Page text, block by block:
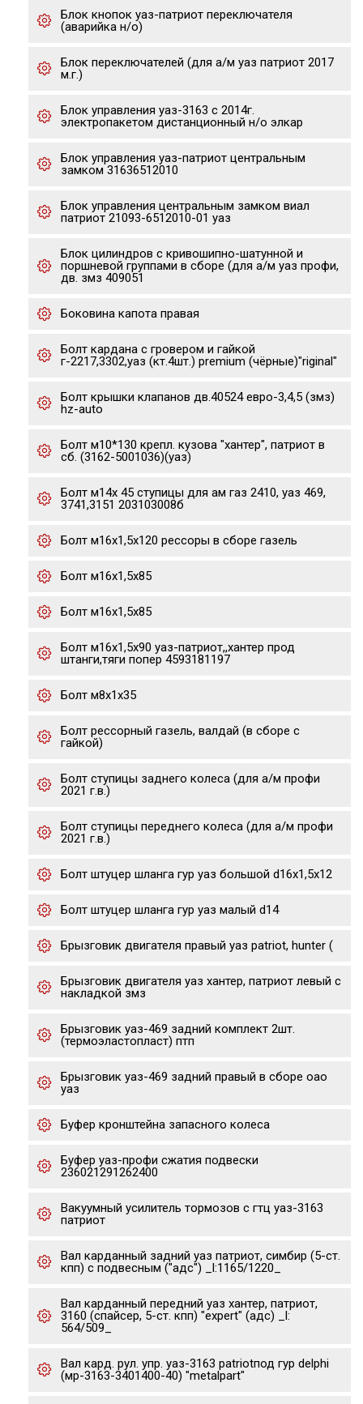
Блок кнопок уаз-патриот переключателя
(аварийка н/о)
Блок переключателей (для а/м уаз патриот 2017
м.г.)
Блок управления уаз-3163 с 2014г.
электропакетом дистанционный н/о элкар
Блок управления уаз-патриот центральным
замком 31636512010
Блок управления центральным замком виал
патриот 21093-6512010-01 уаз
Блок цилиндров с кривошипно-шатунной и
поршневой группами в сборе (для а/м уаз профи,
дв. змз 409051
Боковина капота правая
Болт кардана с гровером и гайкой
г-2217,3302,уаз (кт.4шт.) premium (чёрные)"riginal"
Болт крышки клапанов дв.40524 евро-3,4,5 (змз)
hz-auto
Болт м10*130 крепл. кузова "хантер", патриот в
сб. (3162-5001036)(уаз)
Болт м14х 45 ступицы для ам газ 2410, уаз 469,
3741,3151 203103008б
Болт м16х1,5х120 рессоры в сборе газель
Болт м16х1,5х85
Болт м16х1,5х85
Болт м16х1,5х90 уаз-патриот,,хантер прод
штанги,тяги попер 4593181197
Болт м8х1х35
Болт рессорный газель, валдай (в сборе с
гайкой)
Болт ступицы заднего колеса (для а/м профи
2021 г.в.)
Болт ступицы переднего колеса (для а/м профи
2021 г.в.)
Болт штуцер шланга гур уаз большой d16х1,5х12
Болт штуцер шланга гур уаз малый d14
Брызговик двигателя правый уаз patriot, hunter (
Брызговик двигателя уаз хантер, патриот левый с
накладкой змз
Брызговик уаз-469 задний комплект 2шт.
(термоэластопласт) птп
Брызговик уаз-469 задний правый в сборе оао
уаз
Буфер кронштейна запасного колеса
Буфер уаз-профи сжатия подвески
236021291262400
Вакуумный усилитель тормозов с гтц уаз-3163
патриот
Вал карданный задний уаз патриот, симбир (5-ст.
кпп) с подвесным ("адс") _l:1165/1220_
Вал карданный передний уаз хантер, патриот,
3160 (спайсер, 5-ст. кпп) "expert" (адс) _l:
564/509_
Вал кард. рул. упр. уаз-3163 patriotпод гур delphi
(мр-3163-3401400-40) "metalpart"